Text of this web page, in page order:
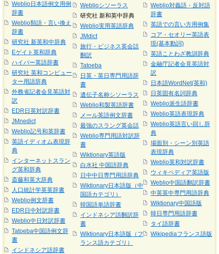
Weblio日本語例文用例
辞書
Weblio類語・言い換え
辞書
研究社 新英和中辞典
Eゲイト英和辞典
ハイパー英語辞書
研究社 英和コンピュー
ター用語辞典
外務省記者会見英語対
訳
EDR日英対訳辞書
JMnedict
Weblio記号和英辞書
英語イディオム表現辞
典
インターネットスラン
グ英和辞典
斎藤和英大辞典
人口統計学英英辞書
Weblio例文辞書
EDR日中対訳辞書
Weblio中日対訳辞書
Tatoeba中国語例文辞
書
インドネシア語辞書
Weblioシソーラス
研究社 新和英中辞典
Weblio実用英語辞典
JMdict
旅行・ビジネス英会話
翻訳
Tatoeba
日英・英日専門用語辞
書
遺伝子名称シソーラス
Weblio和製英語辞書
メール英語例文辞書
最強のスラング英会話
Weblio専門用語対訳辞
書
Wiktionary英語版
白水社 中国語辞典
日中中日専門用語辞典
Wiktionary日本語版（中
国語カテゴリ）
韓国語単語辞書
インドネシア語翻訳辞
書
Wiktionary日本語版（フ
ランス語カテゴリ）
Weblio対義語・反対語
辞書
英語での言い方用例集
コア・セオリー英語表
現(基本動詞)
英語ことわざ教訓辞典
金融庁記者会見英語対
訳
日本語WordNet(英和)
日英固有名詞辞典
Weblio派生語辞書
Weblio英語表現辞典
Weblio英語言い回し辞
典
場面別・シーン別英語
表現辞典
Weblio英和対訳辞書
ウィキペディア英語版
Weblio中国語翻訳辞書
中英英中専門用語辞典
Wiktionary中国語版
韓日専門用語辞書
タイ語辞書
Wikipediaフランス語版